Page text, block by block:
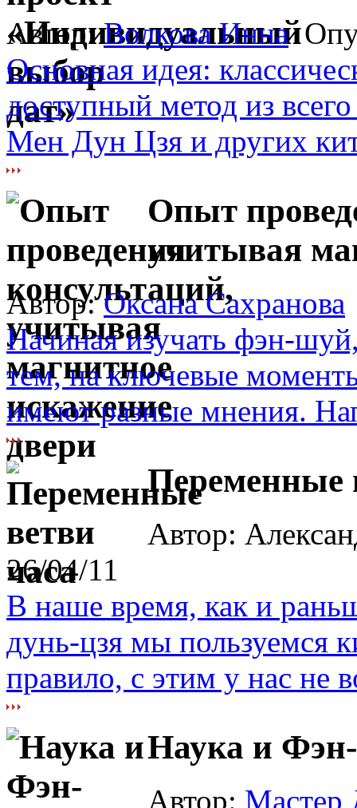
Автор:Волкова Инна
Основная идея:
доступный метод из
Мен Дун Цзя и других
Опыт
учитывая
Автор:Оксана Сахранова
Начиная изучать фэн-
тем, на ключевые
имеют разные мнения.
Переменные
Автор:
26/04/11
В наше время, как и
дунь-цзя мы пользуемся
правило, с этим у нас не
Наука и
Автор: Мастер